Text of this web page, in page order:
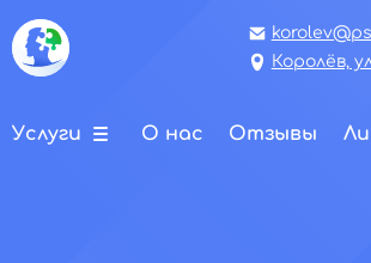
Королёв,
Услуги О нас Отзывы